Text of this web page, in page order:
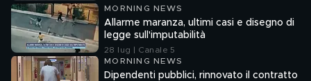
MORNING NEWS
Allarme maranza, ultimi casi e disegno di
legge sull'imputabilità
28 lug | Canale 5
MORNING NEWS
Dipendenti pubblici, rinnovato il contratto